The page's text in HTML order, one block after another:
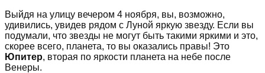
Выйдя на улицу вечером 4 ноября, вы, возможно,
удивились, увидев рядом с Луной яркую звезду. Если вы
подумали, что звезды не могут быть такими яркими и это,
скорее всего, планета, то вы оказались правы! Это
Юпитер, вторая по яркости планета на небе после
Венеры.